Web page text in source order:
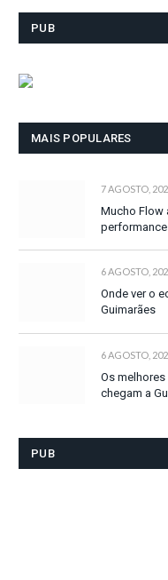
PUB
MAIS POPULARES
7 AGOSTO,
Mucho Flow
6 AGOSTO,
Onde ver o
Guimarães
6 AGOSTO,
Os
chegam a
PUB